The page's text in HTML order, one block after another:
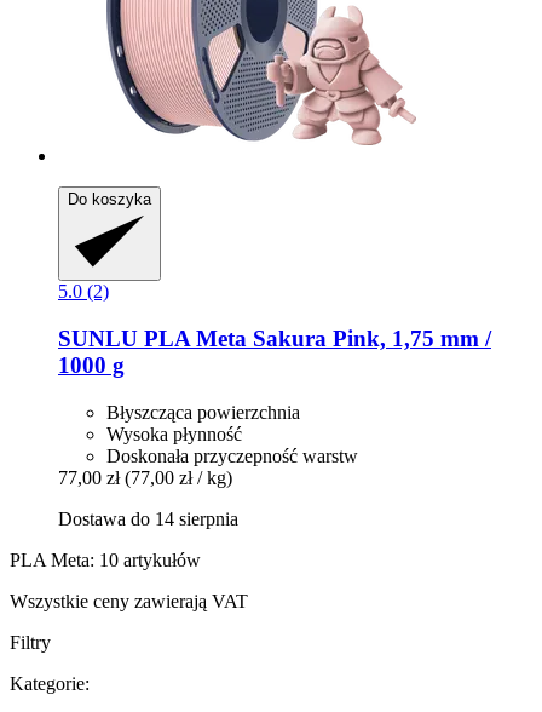
Do koszyka
5.0 (2)
SUNLU PLA Meta Sakura Pink, 1,75 mm /
1000 g
Błyszcząca powierzchnia
Wysoka płynność
Doskonała przyczepność warstw
77,00 zł (77,00 zł / kg)
Dostawa do 14 sierpnia
PLA Meta: 10 artykułów
Wszystkie ceny zawierają VAT
Filtry
Kategorie: